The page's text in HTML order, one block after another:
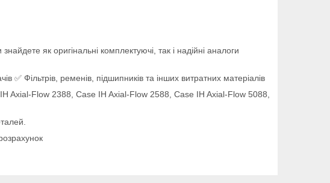
як оригінальні комплектуючі, так і надійні аналоги
✅ Фільтрів, ременів, підшипників та інших витратних матеріалів
Axial-Flow 2388, Case IH Axial-Flow 2588, Case IH Axial-Flow 5088,